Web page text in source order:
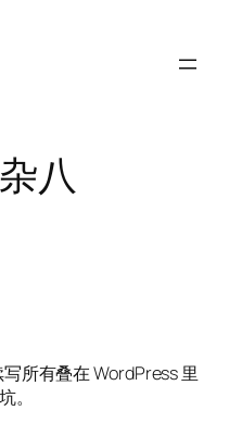
八
所有叠在 WordPress 里
。